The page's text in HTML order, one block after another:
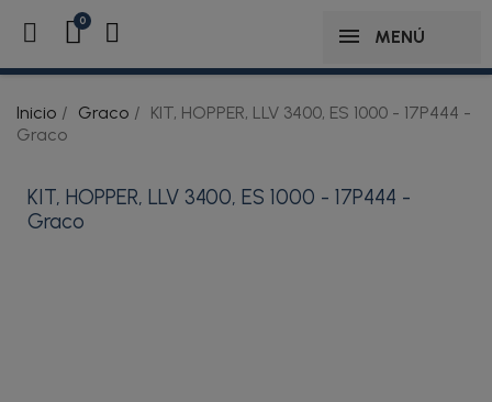
MENÚ
Inicio Graco
KIT, HOPPER, LLV 3400, ES 1000 - 17P444 -
Graco
KIT, HOPPER, LLV 3400, ES 1000 - 17P444 -
Graco